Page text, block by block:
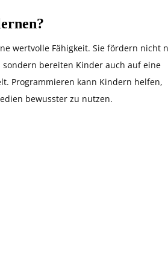
wertvolle Fähigkeit. Sie fördern nicht
bereiten Kinder auch auf eine
Programmieren kann Kindern helfen,
bewusster zu nutzen.